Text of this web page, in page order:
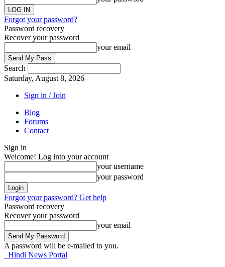
Forgot your password?
Password recovery
Recover your password
your email
Search
Saturday, August 8, 2026
Sign in / Join
Blog
Forums
Contact
Sign in
Welcome! Log into your account
your username
your password
Forgot your password? Get help
Password recovery
Recover your password
your email
A password will be e-mailed to you.
Hindi News Portal